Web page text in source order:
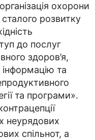
охорони
розвитку
до послуг
здоров’я,
та
та програми».
неурядових
спільнот, а